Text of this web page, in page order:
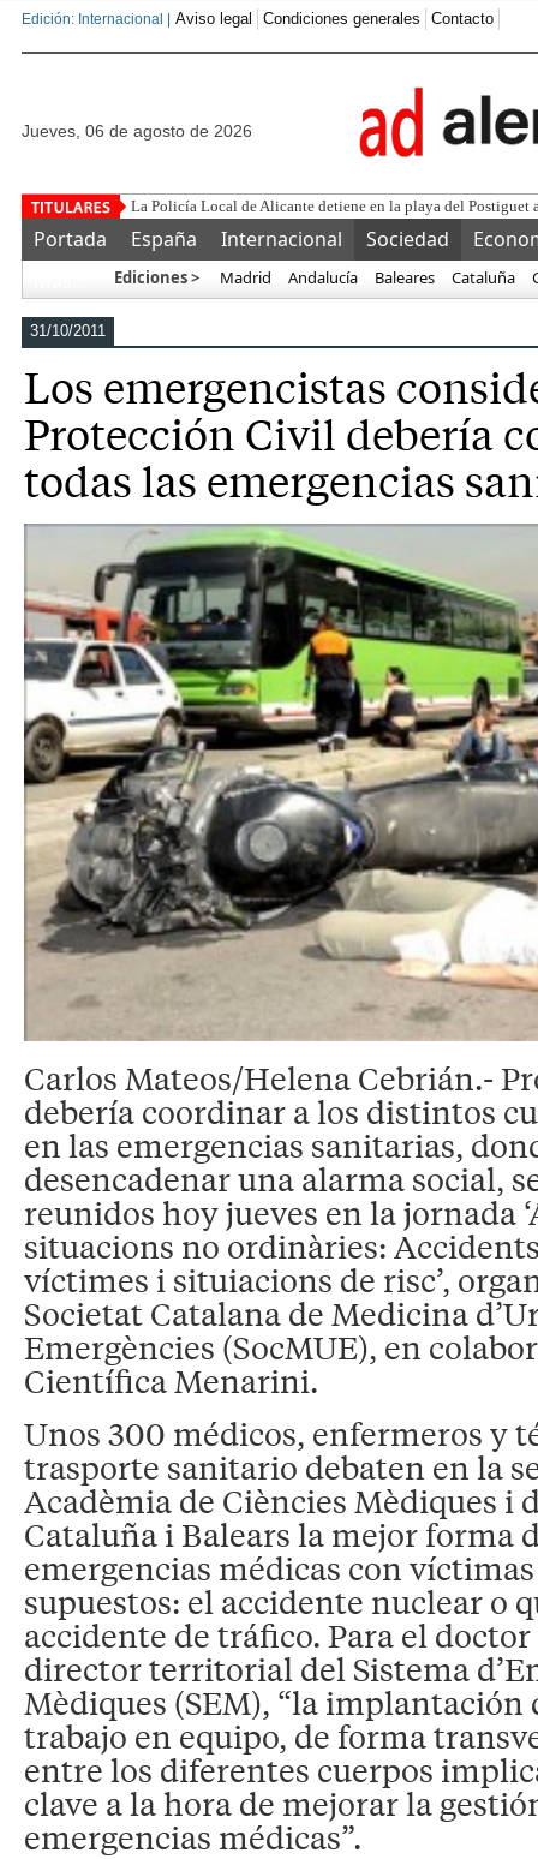
Edición: Internacional | Aviso legal Condiciones generales Contacto
jueves, 06 de agosto de 2026
Este corrupt
Portada España Internacional Sociedad
Ediciones > Madrid Andalucía Baleares Cataluña
31/10/2011
Los emergencistas
Protección Civil debería
todas las emergencias
Carlos Mateos/Helena Cebrián.-
debería coordinar a los distintos
en las emergencias sanitarias,
desencadenar una alarma social,
reunidos hoy jueves en la jornada
situacions no ordinàries:
víctimes i situiacions de risc’,
Societat Catalana de Medicina
Emergències (SocMUE), en
Científica Menarini.
Unos 300 médicos, enfermeros y
trasporte sanitario debaten en la
Acadèmia de Ciències Mèdiques i
Cataluña i Balears la mejor forma
emergencias médicas con
supuestos: el accidente nuclear o
accidente de tráfico. Para el
director territorial del Sistema
Mèdiques (SEM), “la implantación
trabajo en equipo, de forma
entre los diferentes cuerpos
clave a la hora de mejorar la
emergencias médicas”.